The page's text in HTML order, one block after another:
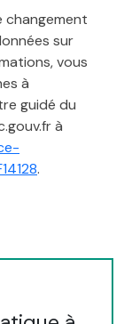
changement
sur
vous
à
guidé du
à
.